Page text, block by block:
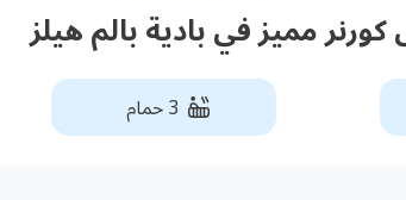
مميز في بادية بالم هيلز
3 حمام